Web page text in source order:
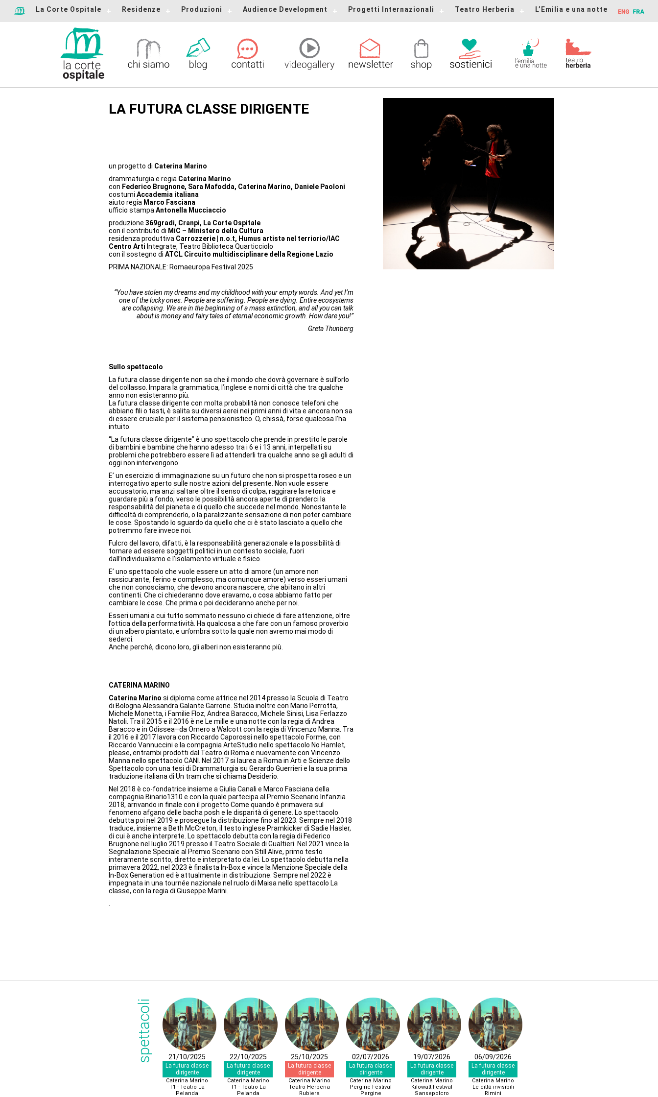
La Corte Ospitale Residenze Produzioni Audience Development Progetti Internazionali Teatro Herberia L’Emilia e una notte
LA FUTURA CLASSE DIRIGENTE
un progetto di Caterina Marino
drammaturgia e regia Caterina Marino
con Federico Brugnone, Sara Mafodda, Caterina Marino, Daniele Paoloni
costumi Accademia italiana
aiuto regia Marco Fasciana
ufficio stampa Antonella Mucciaccio
produzione 369gradi, Cranpi, La Corte Ospitale
con il contributo di MiC – Ministero della Cultura
residenza produttiva Carrozzerie | n.o.t, Humus artistə nel terriorio/IAC
Centro Arti Integrate, Teatro Biblioteca Quarticciolo
con il sostegno di ATCL Circuito multidisciplinare della Regione Lazio
PRIMA NAZIONALE: Romaeuropa Festival 2025
“You have stolen my dreams and my childhood with your empty words. And yet I’m
one of the lucky ones. People are suffering. People are dying. Entire ecosystems
are collapsing. We are in the beginning of a mass extinction, and all you can talk
about is money and fairy tales of eternal economic growth. How dare you!”
Greta Thunberg
Sullo spettacolo
La futura classe dirigente non sa che il mondo che dovrà governare è sull’orlo
del collasso. Impara la grammatica, l’inglese e nomi di città che tra qualche
anno non esisteranno più.
La futura classe dirigente con molta probabilità non conosce telefoni che
abbiano fili o tasti, è salita su diversi aerei nei primi anni di vita e ancora non sa
di essere cruciale per il sistema pensionistico. O, chissà, forse qualcosa l’ha
intuito.
“La futura classe dirigente” è uno spettacolo che prende in prestito le parole
di bambini e bambine che hanno adesso tra i 6 e i 13 anni, interpellati su
problemi che potrebbero essere lì ad attenderli tra qualche anno se gli adulti di
oggi non intervengono.
E’ un esercizio di immaginazione su un futuro che non si prospetta roseo e un
interrogativo aperto sulle nostre azioni del presente. Non vuole essere
accusatorio, ma anzi saltare oltre il senso di colpa, raggirare la retorica e
guardare più a fondo, verso le possibilità ancora aperte di prenderci la
responsabilità del pianeta e di quello che succede nel mondo. Nonostante le
difficoltà di comprenderlo, o la paralizzante sensazione di non poter cambiare
le cose. Spostando lo sguardo da quello che ci è stato lasciato a quello che
potremmo fare invece noi.
Fulcro del lavoro, difatti, è la responsabilità generazionale e la possibilità di
tornare ad essere soggetti politici in un contesto sociale, fuori
dall’individualismo e l’isolamento virtuale e fisico.
E’ uno spettacolo che vuole essere un atto di amore (un amore non
rassicurante, ferino e complesso, ma comunque amore) verso esseri umani
che non conosciamo, che devono ancora nascere, che abitano in altri
continenti. Che ci chiederanno dove eravamo, o cosa abbiamo fatto per
cambiare le cose. Che prima o poi decideranno anche per noi.
Esseri umani a cui tutto sommato nessuno ci chiede di fare attenzione, oltre
l’ottica della performatività. Ha qualcosa a che fare con un famoso proverbio
di un albero piantato, e un’ombra sotto la quale non avremo mai modo di
sederci.
Anche perché, dicono loro, gli alberi non esisteranno più.
CATERINA MARINO
Caterina Marino si diploma come attrice nel 2014 presso la Scuola di Teatro
di Bologna Alessandra Galante Garrone. Studia inoltre con Mario Perrotta,
Michele Monetta, i Familie Floz, Andrea Baracco, Michele Sinisi, Lisa Ferlazzo
Natoli. Tra il 2015 e il 2016 è ne Le mille e una notte con la regia di Andrea
Baracco e in Odissea–da Omero a Walcott con la regia di Vincenzo Manna. Tra
il 2016 e il 2017 lavora con Riccardo Caporossi nello spettacolo Forme, con
Riccardo Vannuccini e la compagnia ArteStudio nello spettacolo No Hamlet,
please, entrambi prodotti dal Teatro di Roma e nuovamente con Vincenzo
Manna nello spettacolo CANI. Nel 2017 si laurea a Roma in Arti e Scienze dello
Spettacolo con una tesi di Drammaturgia su Gerardo Guerrieri e la sua prima
traduzione italiana di Un tram che si chiama Desiderio.
Nel 2018 è co-fondatrice insieme a Giulia Canali e Marco Fasciana della
compagnia Binario1310 e con la quale partecipa al Premio Scenario Infanzia
2018, arrivando in finale con il progetto Come quando è primavera sul
fenomeno afgano delle bacha posh e le disparità di genere. Lo spettacolo
debutta poi nel 2019 e prosegue la distribuzione fino al 2023. Sempre nel 2018
traduce, insieme a Beth McCreton, il testo inglese Pramkicker di Sadie Hasler,
di cui è anche interprete. Lo spettacolo debutta con la regia di Federico
Brugnone nel luglio 2019 presso il Teatro Sociale di Gualtieri. Nel 2021 vince la
Segnalazione Speciale al Premio Scenario con Still Alive, primo testo
interamente scritto, diretto e interpretato da lei. Lo spettacolo debutta nella
primavera 2022, nel 2023 è finalista In-Box e vince la Menzione Speciale della
In-Box Generation ed è attualmente in distribuzione. Sempre nel 2022 è
impegnata in una tournée nazionale nel ruolo di Maisa nello spettacolo La
classe, con la regia di Giuseppe Marini.
21/10/2025
La futura classe
dirigente
Caterina Marino
T1 - Teatro La
Pelanda
22/10/2025
La futura classe
dirigente
Caterina Marino
T1 - Teatro La
Pelanda
25/10/2025
La futura classe
dirigente
Caterina Marino
Teatro Herberia
Rubiera
02/07/2026
La futura classe
dirigente
Caterina Marino
Pergine Festival
Pergine
19/07/2026
La futura classe
dirigente
Caterina Marino
Kilowatt Festival
Sansepolcro
06/09/2026
La futura classe
dirigente
Caterina Marino
Le città invisibili
Rimini